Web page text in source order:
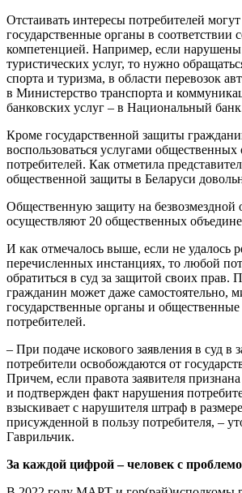
Отстаивать интересы потребителей
государственные органы в соответствии
компетенцией. Например, если нарушены
туристических услуг, то нужно
спорта и туризма, в области перевозок
в Министерство транспорта и
банковских услуг – в Национальный
Кроме государственной защиты
воспользоваться услугами
потребителей. Как отметила
общественной защиты в Беларуси
Общественную защиту на безвозмездной
осуществляют 20 общественных
И как отмечалось выше, если не удалось
перечисленных инстанциях, то любой
обратиться в суд за защитой своих прав.
гражданин может даже самостоятельно,
государственные органы и
потребителей.
– При подаче искового заявления в суд в
потребители освобождаются от
Причем, если правота заявителя
и подтвержден факт нарушения
взыскивает с нарушителя штраф в
присужденной в пользу потребителя, –
Гаврильчик.
За каждой цифрой – человек с